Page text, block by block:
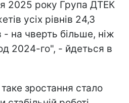
2025 року Група ДТЕК
усіх рівнів 24,3
- на чверть більше, ніж
2024-го", - йдеться в
зростання стало